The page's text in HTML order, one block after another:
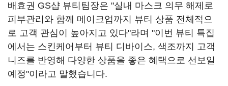
배효권 GS샵 뷰티팀장은 "실내 마스크 의무 해제로
피부관리와 함께 메이크업까지 뷰티 상품 전체적으
로 고객 관심이 높아지고 있다"라며 "이번 뷰티 특집
에서는 스킨케어부터 뷰티 디바이스, 색조까지 고객
니즈를 반영해 다양한 상품을 좋은 혜택으로 선보일
예정"이라고 말했습니다.